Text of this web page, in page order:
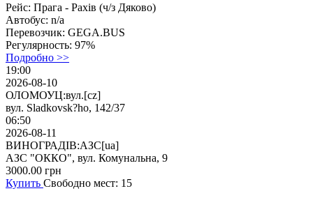
Рейс: Прага - Рахів (ч/з Дяково)
Автобус: n/a
Перевозчик: GEGA.BUS
Регулярность: 97%
Подробно >>
19:00
2026-08-10
ОЛОМОУЦ:вул.[cz]
вул. Sladkovsk?ho, 142/37
06:50
2026-08-11
ВИНОГРАДІВ:АЗС[ua]
АЗС "ОККО", вул. Комунальна, 9
3000.00 грн
Купить Свободно мест: 15